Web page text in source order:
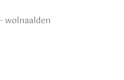
wolnaalden